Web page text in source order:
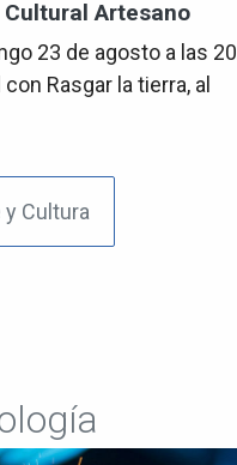
Artesano
23 de agosto a las 20
Rasgar la tierra, al
Cultura